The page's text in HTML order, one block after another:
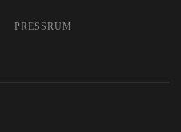
PRESSRUM